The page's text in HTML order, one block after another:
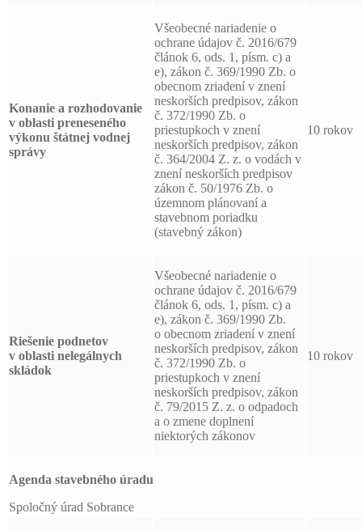
Konanie a rozhodovanie
v oblasti preneseného
výkonu štátnej vodnej
správy
Všeobecné nariadenie o
ochrane údajov č. 2016/679
článok 6, ods. 1, písm. c) a
e), zákon č. 369/1990 Zb. o
obecnom zriadení v znení
neskorších predpisov, zákon
č. 372/1990 Zb. o
priestupkoch v znení
neskorších predpisov, zákon
č. 364/2004 Z. z. o vodách v
znení neskorších predpisov
zákon č. 50/1976 Zb. o
územnom plánovaní a
stavebnom poriadku
(stavebný zákon)
10 rokov
Riešenie podnetov
v oblasti nelegálnych
skládok
Všeobecné nariadenie o
ochrane údajov č. 2016/679
článok 6, ods. 1, písm. c) a
e), zákon č. 369/1990 Zb.
o obecnom zriadení v znení
neskorších predpisov, zákon
č. 372/1990 Zb. o
priestupkoch v znení
neskorších predpisov, zákon
č. 79/2015 Z. z. o odpadoch
a o zmene doplnení
niektorých zákonov
10 rokov
Agenda stavebného úradu
Spoločný úrad Sobrance